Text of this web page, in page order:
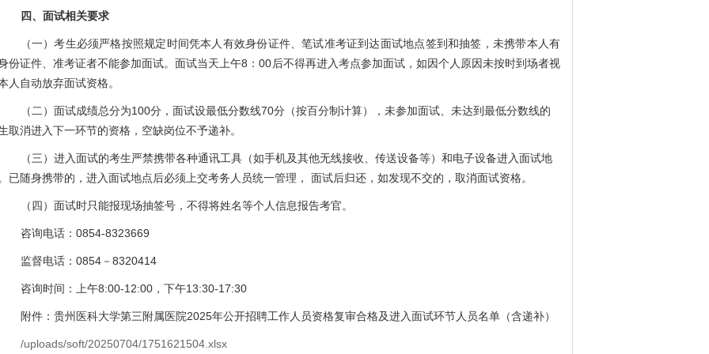
四、面试相关要求
（一）考生必须严格按照规定时间凭本人有效身份证件、笔试准考证到达面试地点签到和抽签，未携带本人有
份证件、准考证者不能参加面试。面试当天上午8：00后不得再进入考点参加面试，如因个人原因未按时到场者视
人自动放弃面试资格。
（二）面试成绩总分为100分，面试设最低分数线70分（按百分制计算），未参加面试、未达到最低分数线的
取消进入下一环节的资格，空缺岗位不予递补。
（三） 进入面试的考生严禁携带各种通讯工具（如手机及其他无线接收、传送设备等）和电子设备进入面试地
已随身携带的，进入面试地点后必须上交考务人员统一管理，
面试后归还，如发现不交的，取消面试资格。
（四）面试时只能报现场抽签号，不得将姓名等个人信息报告考官。
咨询电话： 0854-8323669
监督电话：0854－8320414
咨询时间：上午8:00-12:00，下午13:30-17:30
附件：贵州医科大学第三附属医院2025年公开招聘工作人员资格复审合格及进入面试环节人员名单（含递补）
/uploads/soft/20250704/1751621504.xlsx